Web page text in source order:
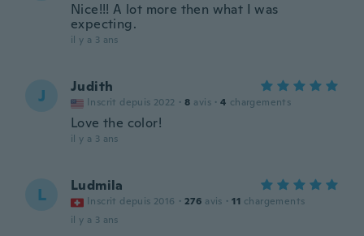
Nice!!! A lot more then what I was
expecting.
il y a 3 ans
J Judith
Inscrit depuis 2022 · 8 avis · 4 chargements
Love the color!
il y a 3 ans
L Ludmila
Inscrit depuis 2016 · 276 avis · 11 chargements
il y a 3 ans